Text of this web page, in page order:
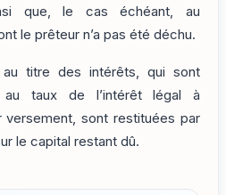
que, le cas échéant, au
le prêteur n’a pas été déchu.
titre des intérêts, qui sont
au taux de l’intérêt légal à
sont restituées par
le capital restant dû.